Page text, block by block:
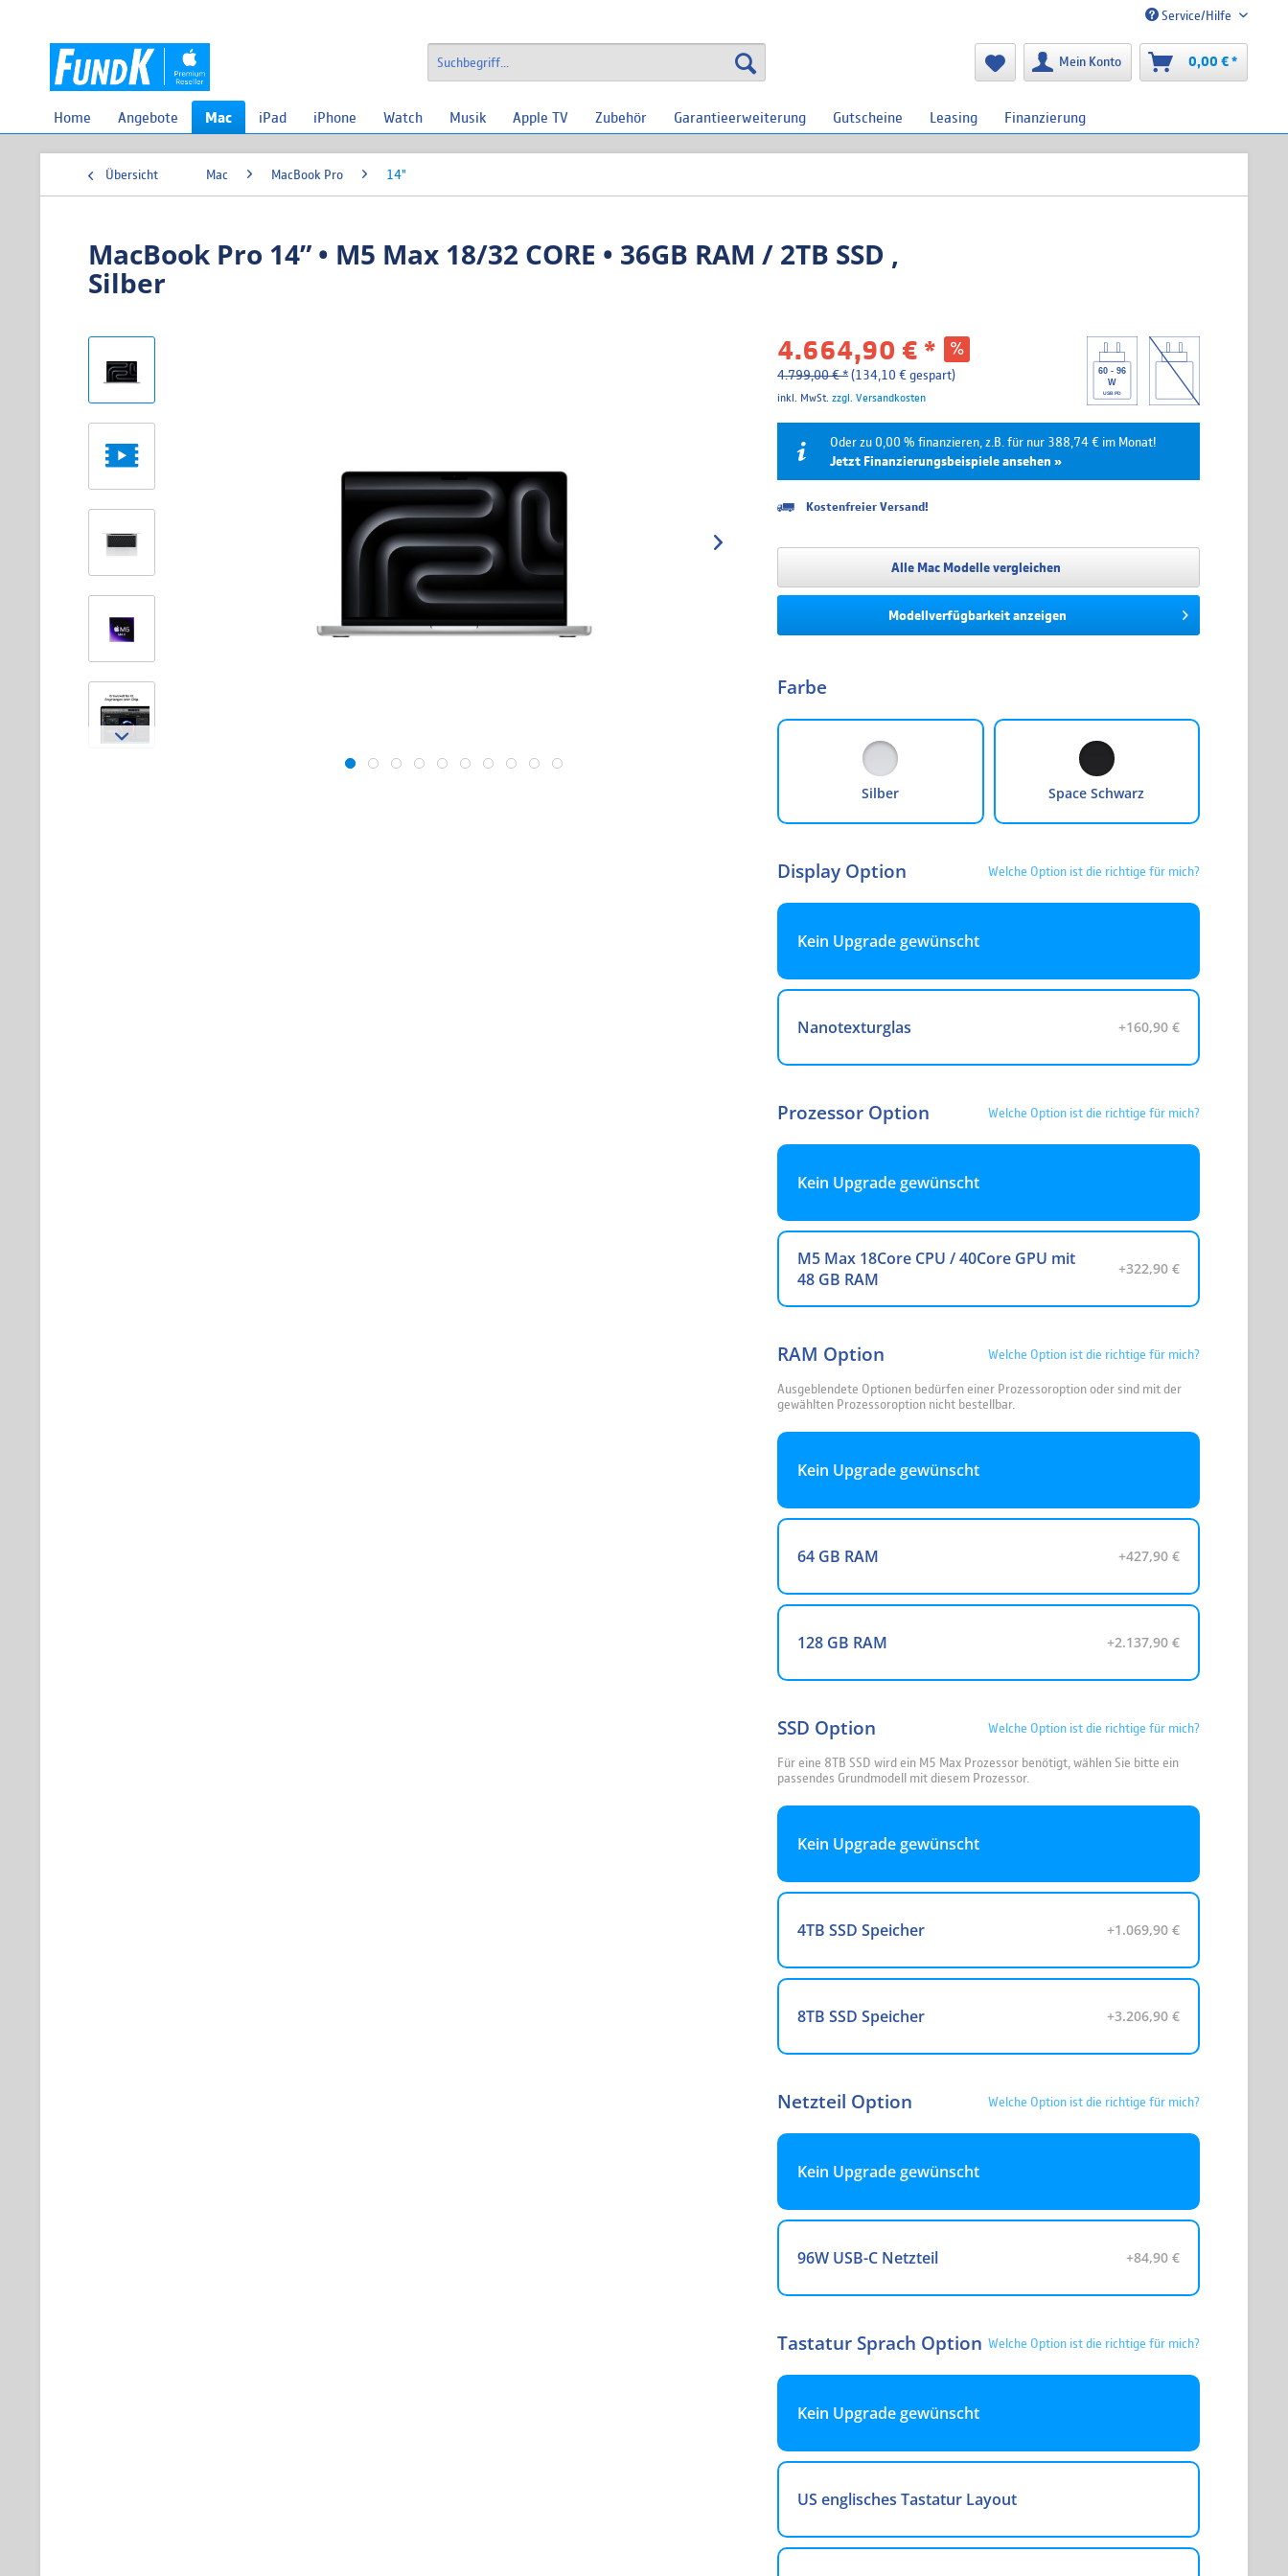
Service/Hilfe
Mein Konto 0,00 € *
Home Angebote Mac iPad iPhone Watch Musik Apple TV Zubehör Garantieerweiterung Gutscheine Leasing Finanzierung
Übersicht Mac MacBook Pro 14"
MacBook Pro 14” • M5 Max 18/32 CORE • 36GB RAM / 2TB SSD ,
Silber
60 - 96
W
USB PD
4.664,90 € *
4.799,00 € *(134,10 € gespart)
inkl. MwSt.zzgl. Versandkosten
Oder zu 0,00 % finanzieren, z.B. für nur 388,74 € im Monat!
Jetzt Finanzierungsbeispiele ansehen »
Laufzeit Effektivzins
6 Monate 0.00 % 777,48 € 4.664,90 €
12 Monate 0.00 % 388,74 € 4.664,90 €
4.99 % 269,33 €
36 Monate
4.99 % 5.269,13 €
Die Finanzierung wird über unseren Finanzierungspartner TARGOBANK abgewickelt. Bitte
beachten Sie, dass die hier angegebenen Beträge und Zinssätze nicht bindend sind. Die finalen
Kostenfreier Versand!
Alle Mac Modelle vergleichen
Modellverfügbarkeit anzeigen
Farbe
Silber Space Schwarz
Display Option Welche Option ist die richtige für mich?
Kein Upgrade gewünscht
Nanotexturglas +160,90 €
Prozessor Option Welche Option ist die richtige für mich?
Kein Upgrade gewünscht
M5 Max 18Core CPU / 40Core GPU mit
48 GB RAM
+322,90 €
RAM Option Welche Option ist die richtige für mich?
Ausgeblendete Optionen bedürfen einer Prozessoroption oder sind mit der
gewählten Prozessoroption nicht bestellbar.
Kein Upgrade gewünscht
64 GB RAM +427,90 €
128 GB RAM +2.137,90 €
SSD Option Welche Option ist die richtige für mich?
Für eine 8TB SSD wird ein M5 Max Prozessor benötigt, wählen Sie bitte ein
passendes Grundmodell mit diesem Prozessor.
Kein Upgrade gewünscht
4TB SSD Speicher +1.069,90 €
8TB SSD Speicher +3.206,90 €
Netzteil Option Welche Option ist die richtige für mich?
Kein Upgrade gewünscht
96W USB-C Netzteil +84,90 €
Tastatur Sprach Option Welche Option ist die richtige für mich?
Kein Upgrade gewünscht
US englisches Tastatur Layout